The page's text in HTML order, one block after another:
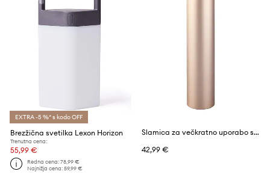
EXTRA -5 %* s kodo OFF
Brezžična svetilka Lexon Horizon
Trenutna cena:
55,99 €
Redna cena:78,99 €
Najnižja cena:59,99 €
Slamica za večkratno uporabo s funkcijo uv-dezinfekcije Lexon Nomaday UV
42,99 €